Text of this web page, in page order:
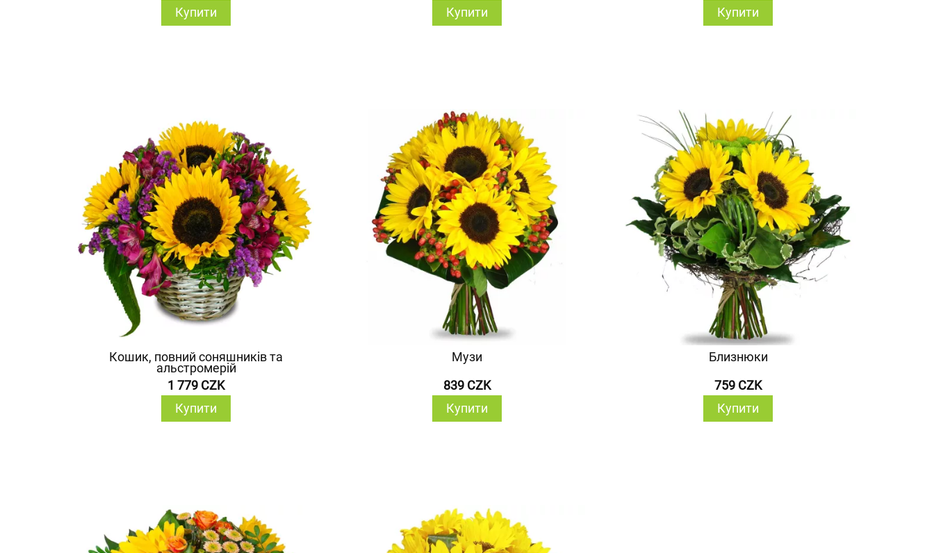
Купити
Купити
Купити
Кошик, повний соняшників та
альстромерій
1 779 CZK
Купити
Музи
839 CZK
Купити
Близнюки
759 CZK
Купити